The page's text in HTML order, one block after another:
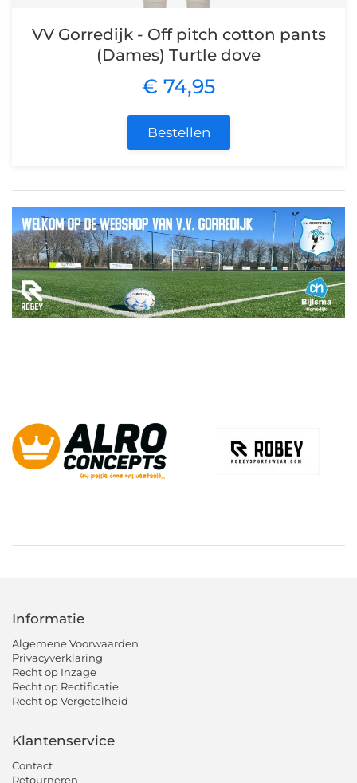
VV Gorredijk - Off pitch cotton pants
(Dames) Turtle dove
€ 74,95
Bestellen
Informatie
Algemene Voorwaarden
Privacyverklaring
Recht op Inzage
Recht op Rectificatie
Recht op Vergetelheid
Klantenservice
Contact
Retourneren